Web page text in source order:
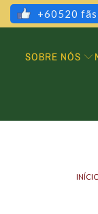
+60520 fãs
SOBRE NÓS